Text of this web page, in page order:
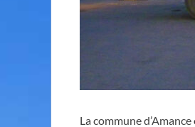
La commune